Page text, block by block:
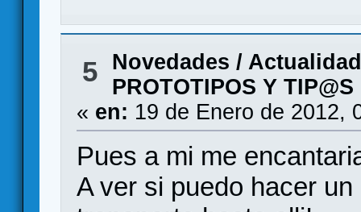
5
Novedades / Actualidad
PROTOTIPOS Y TIP@S
« en: 19 de Enero de 2012,
Pues a mi me
A ver si puedo hacer